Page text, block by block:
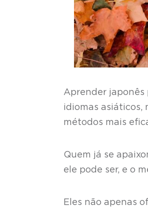
Aprender japonês
idiomas asiáticos,
métodos mais
Quem já se
ele pode ser, e o
Eles não apenas